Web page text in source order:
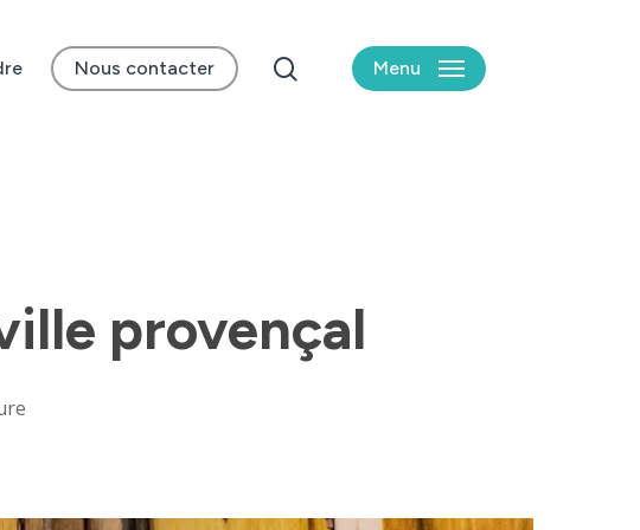
Nous contacter search Menu
provençal